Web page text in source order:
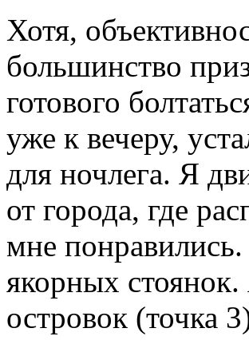
Хотя,
большинство
готового
уже к вечеру,
для ночлега. Я
от города, где
мне
якорных
островок (точка